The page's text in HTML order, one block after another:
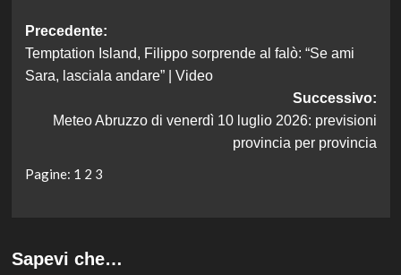
Navigazione
articolo
Precedente:
Temptation Island, Filippo sorprende al falò: “Se ami
Sara, lasciala andare” | Video
Successivo:
Meteo Abruzzo di venerdì 10 luglio 2026: previsioni
provincia per provincia
Pagine: 1 2 3
Sapevi che…